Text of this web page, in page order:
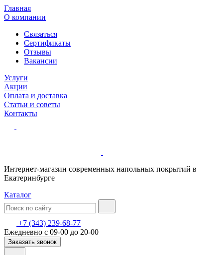
Главная
О компании
Связаться
Сертификаты
Отзывы
Вакансии
Услуги
Акции
Оплата и доставка
Статьи и советы
Контакты
Интернет-магазин современных напольных покрытий в
Екатеринбурге
Каталог
+7 (343) 239-68-77
Ежедневно с 09-00 до 20-00
Заказать звонок